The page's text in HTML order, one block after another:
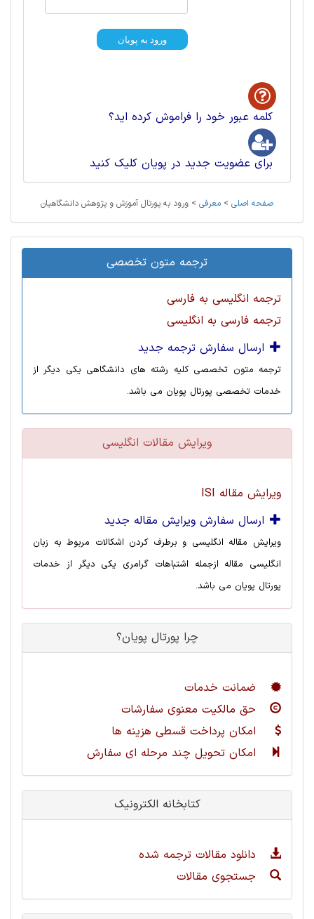
کلمه عبور خود را فراموش کرده اید؟
برای عضویت جدید در پویان کلیک کنید
صفحه اصلی > معرفی > ورود به پورتال آموزش و پژوهش دانشگاهیان
ترجمه متون تخصصی
ترجمه انگلیسی به فارسی
ترجمه فارسی به انگلیسی
ارسال سفارش ترجمه جدید
ترجمه متون تخصصی کلیه رشته های دانشگاهی یکی دیگر از
خدمات تخصصی پورتال پویان می باشد.
ویرایش مقالات انگلیسی
ویرایش مقاله ISI
ارسال سفارش ویرایش مقاله جدید
ویرایش مقاله انگلیسی و برطرف کردن اشکالات مربوط به زبان
انگلیسی مقاله ازجمله اشتباهات گرامری یکی دیگر از خدمات
پورتال پویان می باشد.
چرا پورتال پویان؟
ضمانت خدمات
حق مالکیت معنوی سفارشات
امکان پرداخت قسطی هزینه ها
امکان تحویل چند مرحله ای سفارش
کتابخانه الکترونیک
دانلود مقالات ترجمه شده
جستجوی مقالات